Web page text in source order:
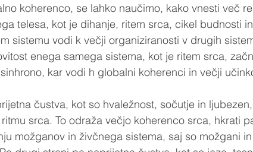
koherenco, se lahko naučimo, kako vnesti več
telesa, kot je dihanje, ritem srca, cikel budnosti
sistemu vodi k večji organiziranosti v drugih
enega samega sistema, kot je ritem srca,
kar vodi h globalni koherenci in večji
čustva, kot so hvaležnost, sočutje in
srca. To odraža večjo koherenco srca, hkrati
možganov in živčnega sistema, saj so možgani